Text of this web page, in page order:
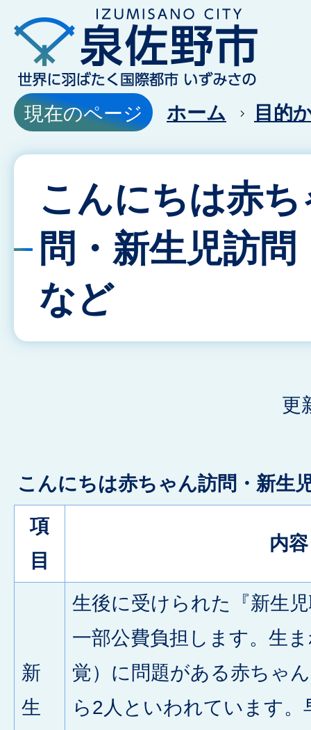
現在のページ ホーム 目的
こんにちは赤
問・新生児訪問
など
更
こんにちは赤ちゃん訪問・新生
項
目
内容
新
生
生後に受けられた『新生
一部公費負担します。生
覚）に問題がある赤ちゃ
ら2人といわれています。